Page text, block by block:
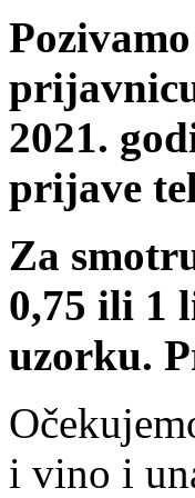
2021.
prijave
Za
0,75 ili 1
uzorku.
i vino i